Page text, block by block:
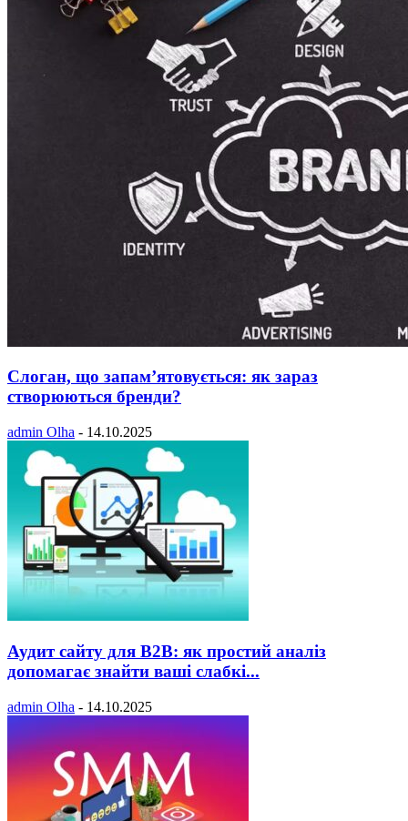
Слоган, що запам’ятовується: як зараз
створюються бренди?
admin Olha - 14.10.2025
Аудит сайту для B2B: як простий аналіз
допомагає знайти ваші слабкі...
admin Olha - 14.10.2025